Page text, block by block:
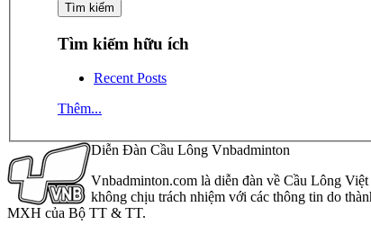
Tìm kiếm hữu ích
Recent Posts
Thêm...
Diễn Đàn Cầu Lông Vnbadminton
Vnbadminton.com là diễn đàn về Cầu Lông
không chịu trách nhiệm với các thông tin do
MXH của Bộ TT & TT.